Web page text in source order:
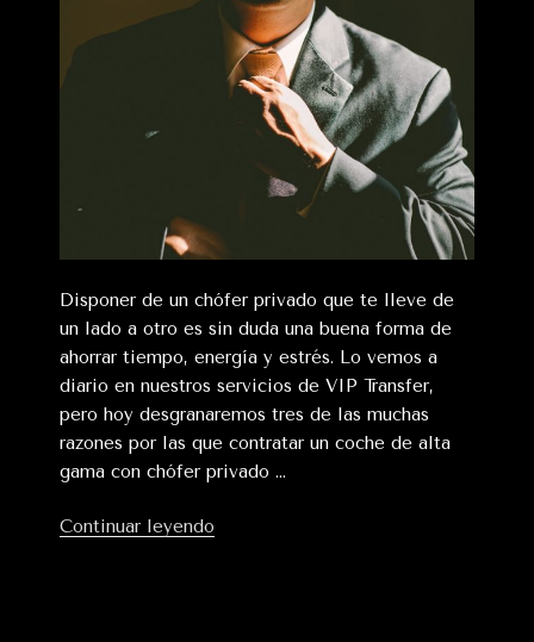
Disponer de un chófer privado que te lleve de
un lado a otro es sin duda una buena forma de
ahorrar tiempo, energía y estrés. Lo vemos a
diario en nuestros servicios de VIP Transfer,
pero hoy desgranaremos tres de las muchas
razones por las que contratar un coche de alta
gama con chófer privado …
Continuar leyendo